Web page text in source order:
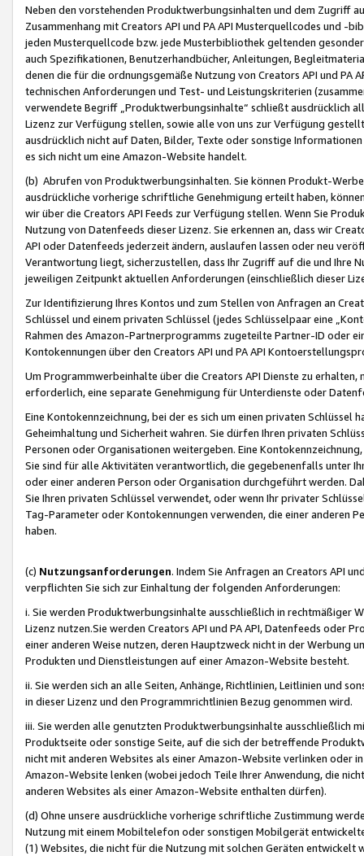
Neben den vorstehenden Produktwerbungsinhalten und dem Zugriff
Zusammenhang mit Creators API und PA API Musterquellcodes und
jeden Musterquellcode bzw. jede Musterbibliothek geltenden
auch Spezifikationen, Benutzerhandbücher, Anleitungen,
denen die für die ordnungsgemäße Nutzung von Creators API und PA
technischen Anforderungen und Test- und Leistungskriterien
verwendete Begriff „Produktwerbungsinhalte“ schließt ausdrücklich
Lizenz zur Verfügung stellen, sowie alle von uns zur Verfügung
ausdrücklich nicht auf Daten, Bilder, Texte oder sonstige
es sich nicht um eine Amazon-Website handelt.
(b) Abrufen von Produktwerbungsinhalten. Sie können Produkt-
ausdrückliche vorherige schriftliche Genehmigung erteilt haben,
wir über die Creators API Feeds zur Verfügung stellen. Wenn Sie
Nutzung von Datenfeeds dieser Lizenz. Sie erkennen an, dass wir
API oder Datenfeeds jederzeit ändern, auslaufen lassen oder neu
Verantwortung liegt, sicherzustellen, dass Ihr Zugriff auf die und Ihre
jeweiligen Zeitpunkt aktuellen Anforderungen (einschließlich dieser
Zur Identifizierung Ihres Kontos und zum Stellen von Anfragen an
Schlüssel und einem privaten Schlüssel (jedes Schlüsselpaar eine
Rahmen des Amazon-Partnerprogramms zugeteilte Partner-ID oder
Kontokennungen über den Creators API und PA API
Um Programmwerbeinhalte über die Creators API Dienste zu
erforderlich, eine separate Genehmigung für Unterdienste oder
Eine Kontokennzeichnung, bei der es sich um einen privaten
Geheimhaltung und Sicherheit wahren. Sie dürfen Ihren privaten
Personen oder Organisationen weitergeben. Eine
Sie sind für alle Aktivitäten verantwortlich, die gegebenenfalls unter
oder einer anderen Person oder Organisation durchgeführt werden.
Sie Ihren privaten Schlüssel verwendet, oder wenn Ihr privater
Tag-Parameter oder Kontokennungen verwenden, die einer anderen
haben.
(c) Nutzungsanforderungen. Indem Sie Anfragen an Creators API
verpflichten Sie sich zur Einhaltung der folgenden Anforderungen:
i. Sie werden Produktwerbungsinhalte ausschließlich in rechtmäßiger
Lizenz nutzen.Sie werden Creators API und PA API, Datenfeeds oder
einer anderen Weise nutzen, deren Hauptzweck nicht in der Werbung
Produkten und Dienstleistungen auf einer Amazon-Website besteht.
ii. Sie werden sich an alle Seiten, Anhänge, Richtlinien, Leitlinien und
in dieser Lizenz und den Programmrichtlinien Bezug genommen wird.
iii. Sie werden alle genutzten Produktwerbungsinhalte ausschließlich
Produktseite oder sonstige Seite, auf die sich der betreffende
nicht mit anderen Websites als einer Amazon-Website verlinken oder
Amazon-Website lenken (wobei jedoch Teile Ihrer Anwendung, die
anderen Websites als einer Amazon-Website enthalten dürfen).
(d) Ohne unsere ausdrückliche vorherige schriftliche Zustimmung
Nutzung mit einem Mobiltelefon oder sonstigen Mobilgerät
(1) Websites, die nicht für die Nutzung mit solchen Geräten